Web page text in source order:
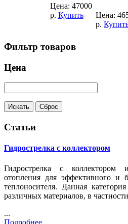
Цена: 47000
р. Купить Цена:
р.
Фильтр товаров
Цена
Статьи
Гидрострелка с коллектором
Гидрострелка с коллектором
отопления для эффективного и
теплоносителя. Данная
различных материалов, в
...
Подробнее...